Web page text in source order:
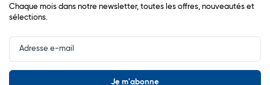
Chaque mois dans notre newsletter, toutes les offres, nouveautés et
sélections.
Input
Newsletter